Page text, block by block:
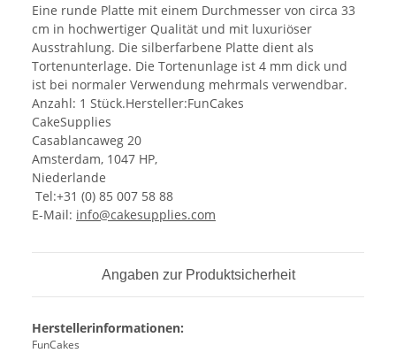
Eine runde Platte mit einem Durchmesser von circa 33
cm in hochwertiger Qualität und mit luxuriöser
Ausstrahlung. Die silberfarbene Platte dient als
Tortenunterlage. Die Tortenunlage ist 4 mm dick und
ist bei normaler Verwendung mehrmals verwendbar.
Anzahl: 1 Stück.Hersteller:FunCakes
CakeSupplies
Casablancaweg 20
Amsterdam, 1047 HP,
Niederlande
Tel:+31 (0) 85 007 58 88
E-Mail: info@cakesupplies.com
Angaben zur Produktsicherheit
Herstellerinformationen:
FunCakes